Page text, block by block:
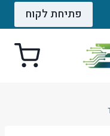
פתיחת לקוח